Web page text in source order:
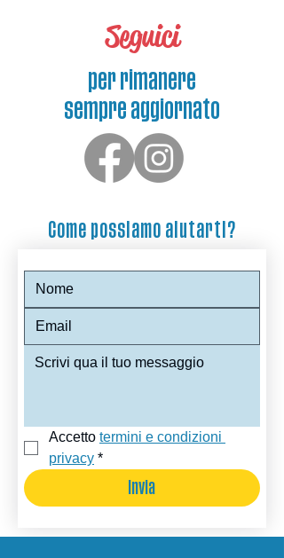
Seguici
per rimanere
sempre aggiornato
Come possiamo aiutarti?
Accetto termini e condizioni
privacy *
Invia